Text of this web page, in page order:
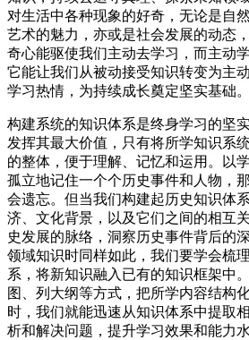
对生活中各种现象的好奇，无论是自
艺术的魅力，亦或是社会发展的动态
奇心能驱使我们主动去学习，而主动
它能让我们从被动接受知识转变为主
学习热情，为持续成长奠定坚实基础。
构建系统的知识体系是终身学习的坚
发挥其最大价值，只有将所学知识系
的整体，便于理解、记忆和运用。以
孤立地记住一个个历史事件和人物，
会遗忘。但当我们构建起历史知识体
济、文化背景，以及它们之间的相互
史发展的脉络，洞察历史事件背后的
领域知识时同样如此，我们要学会梳
系，将新知识融入已有的知识框架中
图、列大纲等方式，把所学内容结构
时，我们就能迅速从知识体系中提取
析和解决问题，提升学习效果和能力